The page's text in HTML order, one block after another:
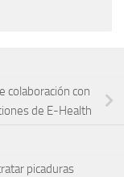
colaboración con
de E-Health
picaduras